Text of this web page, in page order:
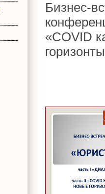
Бизнес-
«COVID